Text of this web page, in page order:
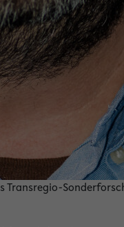
Transregio-